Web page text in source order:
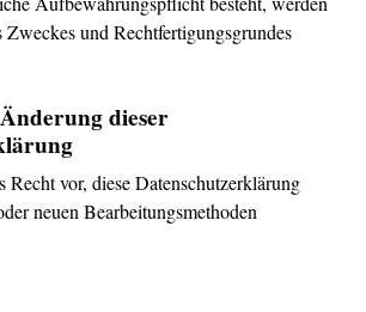
Zweckes und Rechtfertigungsgrundes
dieser
Recht vor, diese Datenschutzerklärung
neuen Bearbeitungsmethoden